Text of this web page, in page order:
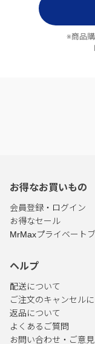
※商品
お得なお買いもの
会員登録・ログイン
お得なセール
MrMaxプライベート
ヘルプ
配送について
ご注文のキャンセル
返品について
よくあるご質問
お問い合わせ・ご意見